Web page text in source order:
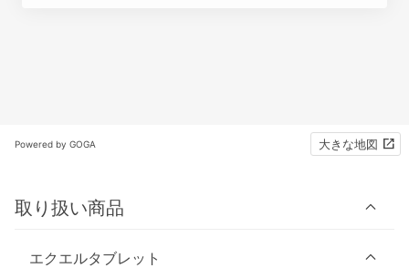
Powered by GOGA 大きな地図
取り扱い商品
エクエルタブレット